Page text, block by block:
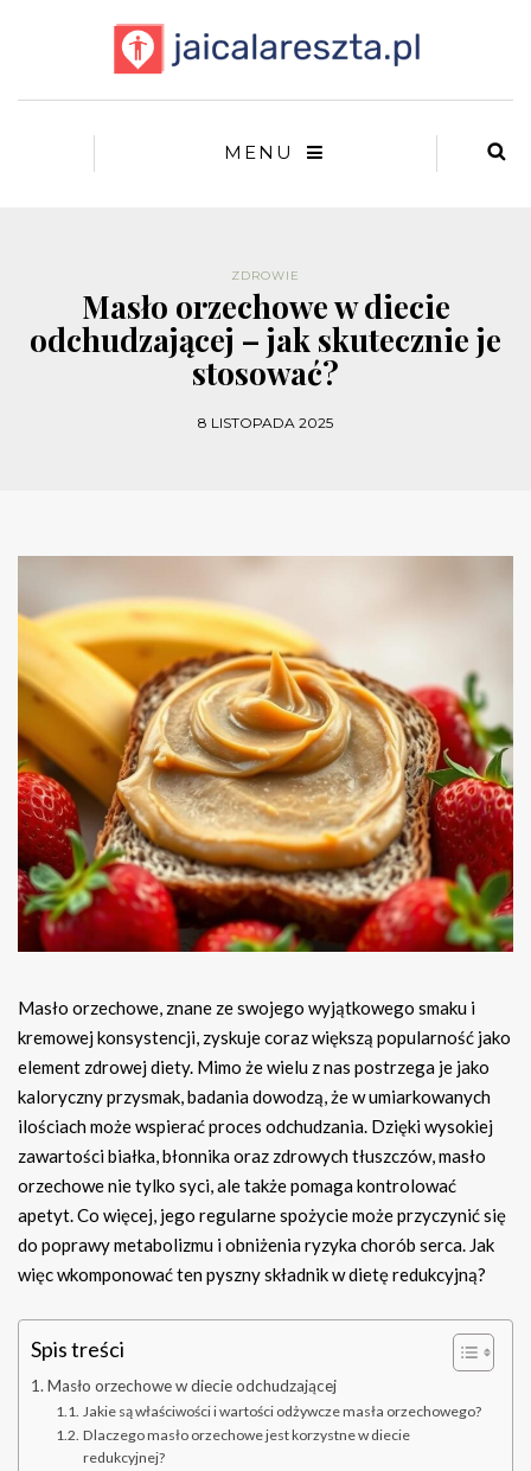
MENU
ZDROWIE
Masło orzechowe w diecie
odchudzającej – jak skutecznie je
stosować?
8 LISTOPADA 2025
Masło orzechowe, znane ze swojego wyjątkowego smaku i
kremowej konsystencji, zyskuje coraz większą popularność jako
element zdrowej diety. Mimo że wielu z nas postrzega je jako
kaloryczny przysmak, badania dowodzą, że w umiarkowanych
ilościach może wspierać proces odchudzania. Dzięki wysokiej
zawartości białka, błonnika oraz zdrowych tłuszczów, masło
orzechowe nie tylko syci, ale także pomaga kontrolować
apetyt. Co więcej, jego regularne spożycie może przyczynić się
do poprawy metabolizmu i obniżenia ryzyka chorób serca. Jak
więc wkomponować ten pyszny składnik w dietę redukcyjną?
Spis treści
Masło orzechowe w diecie odchudzającej
Jakie są właściwości i wartości odżywcze masła orzechowego?
Dlaczego masło orzechowe jest korzystne w diecie
redukcyjnej?